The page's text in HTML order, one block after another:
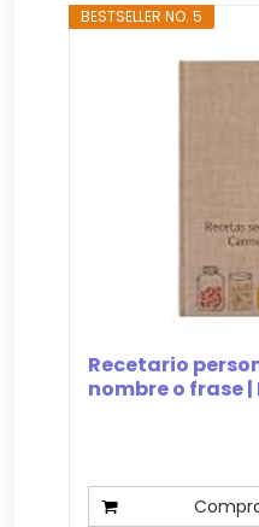
BESTSELLER NO. 5
Recetario
nombre o frase |